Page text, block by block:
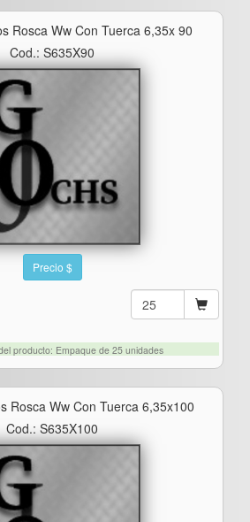
Rosca Ww Con Tuerca 6,35x 90
Cod.: S635X90
Precio $
producto: Empaque de 25 unidades
Rosca Ww Con Tuerca 6,35x100
Cod.: S635X100